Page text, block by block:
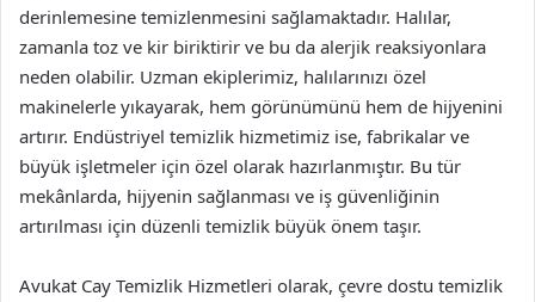
derinlemesine temizlenmesini sağlamaktadır. Halılar,
zamanla toz ve kir biriktirir ve bu da alerjik reaksiyonlara
neden olabilir. Uzman ekiplerimiz, halılarınızı özel
makinelerle yıkayarak, hem görünümünü hem de hijyenini
artırır. Endüstriyel temizlik hizmetimiz ise, fabrikalar ve
büyük işletmeler için özel olarak hazırlanmıştır. Bu tür
mekânlarda, hijyenin sağlanması ve iş güvenliğinin
artırılması için düzenli temizlik büyük önem taşır.
Avukat Cay Temizlik Hizmetleri olarak, çevre dostu temizlik